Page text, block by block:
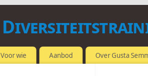
Voor wie Aanbod Over Gusta